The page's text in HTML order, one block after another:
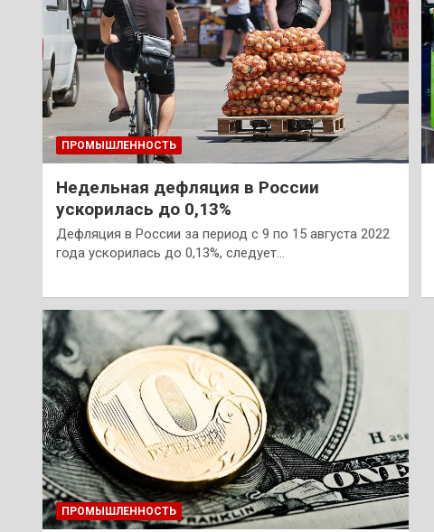
ПРОМЫШЛЕННОСТЬ
Недельная дефляция в России
ускорилась до 0,13%
Дефляция в России за период с 9 по 15 августа 2022
года ускорилась до 0,13%, следует…
ПРОМЫШЛЕННОСТЬ